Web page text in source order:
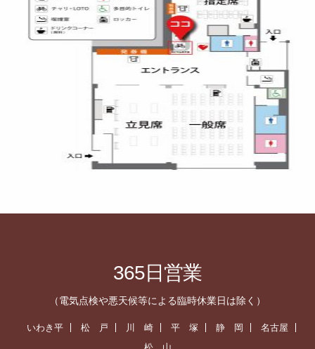
365日営業
（電気点検や悪天候等による臨時休業日は除く）
いわき平 松 戸 川 崎 平 塚 静 岡
名古屋